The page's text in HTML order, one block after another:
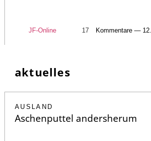
JF-Online 17 Kommentare —
aktuelles
AUSLAND
Aschenputtel andersherum